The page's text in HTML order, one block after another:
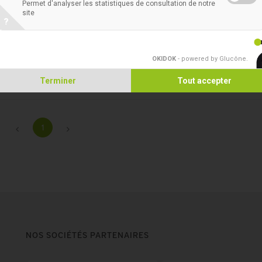
hospitalier.
1
NOS SOCIÉTÉS PARTENAIRES
Permet d'analyser les statistiques de consultation de notre
site
?
OKIDOK - powered by Glucône.
Terminer Tout accepter